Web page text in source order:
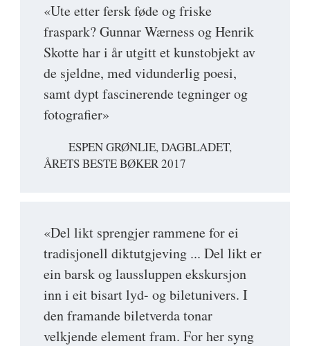
«Ute etter fersk føde og friske
fraspark? Gunnar Wærness og Henrik
Skotte har i år utgitt et kunstobjekt av
de sjeldne, med vidunderlig poesi,
samt dypt fascinerende tegninger og
fotografier»
ESPEN GRØNLIE, DAGBLADET,
ÅRETS BESTE BØKER 2017
«Del likt sprengjer rammene for ei
tradisjonell diktutgjeving ... Del likt er
ein barsk og laussluppen ekskursjon
inn i eit bisart lyd- og biletunivers. I
den framande biletverda tonar
velkjende element fram. For her syng